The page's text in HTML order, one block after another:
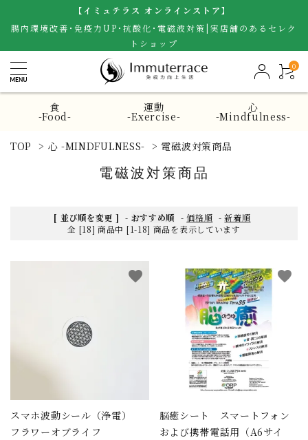
【イミュテラス オンラインストア】
腸内環境改善･免疫力UP･抗酸化･電磁波対策|実店舗のあるセレク
トショップ
0
食
-Food-
運動
-Exercise-
心
-Mindfulness-
TOP > 心 -MINDFULNESS- > 電磁波対策商品
電磁波対策商品
[ 並び順を変更 ] - おすすめ順 -価格順 -新着順
全 [18] 商品中 [1-18] 商品を表示しています
スマホ波動シール（浄電）
フラワーオブライフ
favorite
脳癒シート スマートフォン
および携帯電話用（A6サイ
favorite